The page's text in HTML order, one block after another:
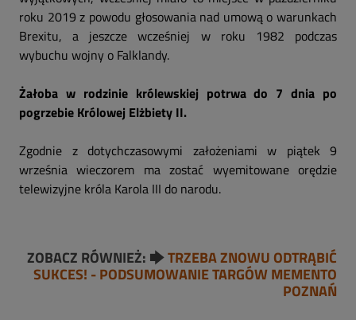
roku 2019 z powodu głosowania nad umową o warunkach
Brexitu, a jeszcze wcześniej w roku 1982 podczas
wybuchu wojny o Falklandy.
Żałoba w rodzinie królewskiej potrwa do 7 dnia po
pogrzebie Królowej Elżbiety II.
Zgodnie z dotychczasowymi założeniami w piątek 9
września wieczorem ma zostać wyemitowane orędzie
telewizyjne króla Karola III do narodu.
ZOBACZ RÓWNIEŻ: 🡆TRZEBA ZNOWU ODTRĄBIĆ
SUKCES! - PODSUMOWANIE TARGÓW MEMENTO
POZNAŃ